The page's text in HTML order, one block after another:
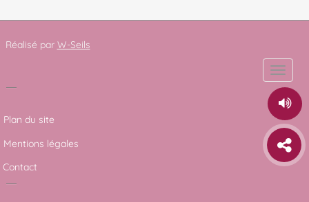
Réalisé par W-Seils
Toggle
Plan du site
Mentions légales
Contact